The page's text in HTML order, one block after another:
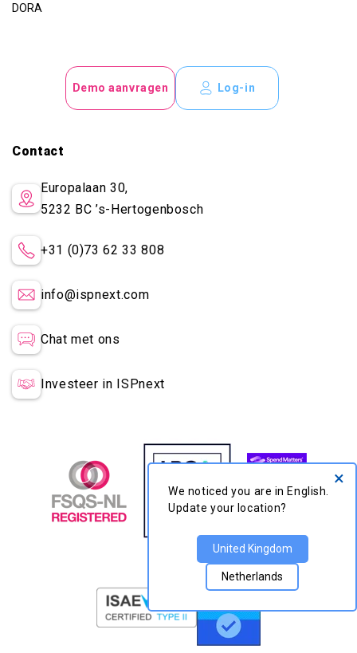
DORA
Demo aanvragen Log-in
Contact
Europalaan 30,
5232 BC’s-Hertogenbosch
+31 (0)73 62 33 808
info@ispnext.com
Chat met ons
Investeer in ISPnext
We noticed you are in
location?
Netherlands